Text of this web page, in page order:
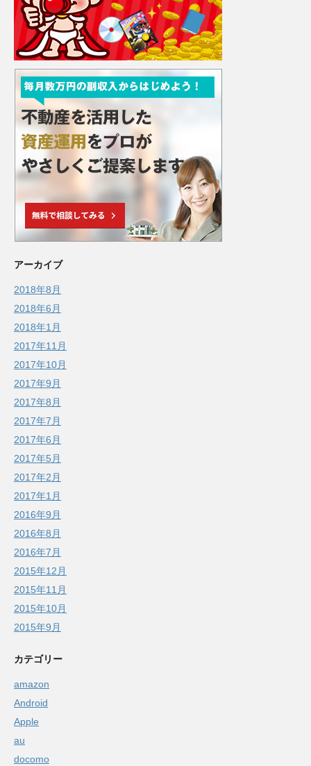
アーカイブ
2018年8月
2018年6月
2018年1月
2017年11月
2017年10月
2017年9月
2017年8月
2017年7月
2017年6月
2017年5月
2017年2月
2017年1月
2016年9月
2016年8月
2016年7月
2015年12月
2015年11月
2015年10月
2015年9月
カテゴリー
amazon
Android
Apple
au
docomo